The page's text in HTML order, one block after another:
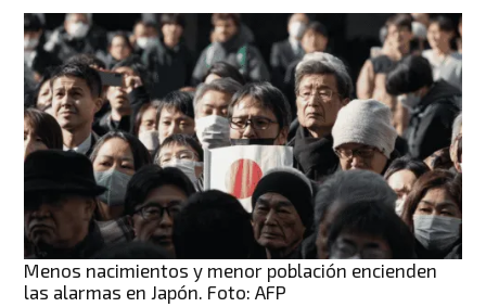
Menos nacimientos y menor población encienden
las alarmas en Japón. Foto: AFP